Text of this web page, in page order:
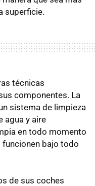
superficie.
técnicas
componentes. La
sistema de limpieza
agua y aire
en todo momento
funcionen bajo todo
de sus coches